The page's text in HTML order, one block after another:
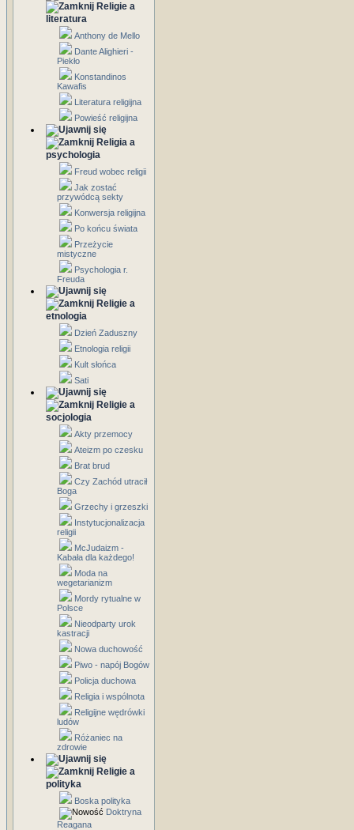
Religie a
literatura
Anthony de Mello
Dante Alighieri -
Piekło
Konstandinos
Kawafis
Literatura religijna
Powieść religijna
Religia a
psychologia
Freud wobec religii
Jak zostać
przywódcą sekty
Konwersja religijna
Po końcu świata
Przeżycie
mistyczne
Psychologia r.
Freuda
Religie a
etnologia
Dzień Zaduszny
Etnologia religii
Kult słońca
Sati
Religie a
socjologia
Akty przemocy
Ateizm po czesku
Brat brud
Czy Zachód utracił
Boga
Grzechy i grzeszki
Instytucjonalizacja
religii
McJudaizm -
Kabała dla każdego!
Moda na
wegetarianizm
Mordy rytualne w
Polsce
Nieodparty urok
kastracji
Nowa duchowość
Piwo - napój Bogów
Policja duchowa
Religia i wspólnota
Religijne wędrówki
ludów
Różaniec na
zdrowie
Religie a
polityka
Boska polityka
Doktryna
Reagana